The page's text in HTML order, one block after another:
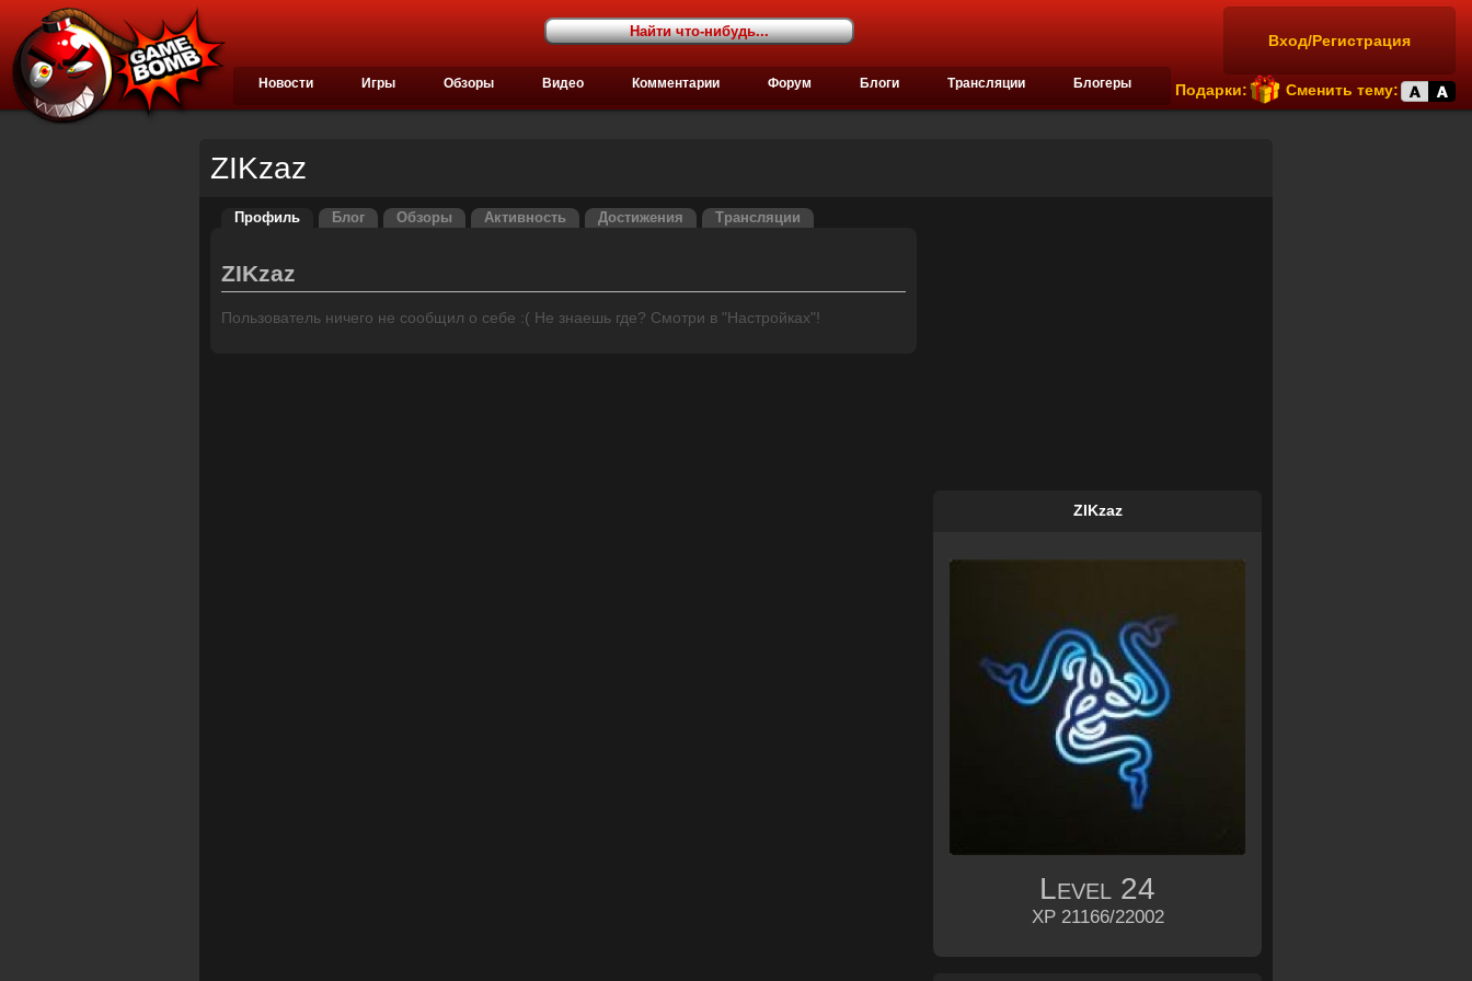
Вход/Регистрация
Подарки: Сменить тему:
Новости Игры Обзоры Видео Комментарии Форум Блоги Трансляции Блогеры
ZIKzaz
Профиль Блог Обзоры Активность Достижения Трансляции
ZIKzaz
Пользователь ничего не сообщил о себе :( Не знаешь где? Смотри в "Настройках"!
ZIKzaz
Level 24
XP 21166/22002